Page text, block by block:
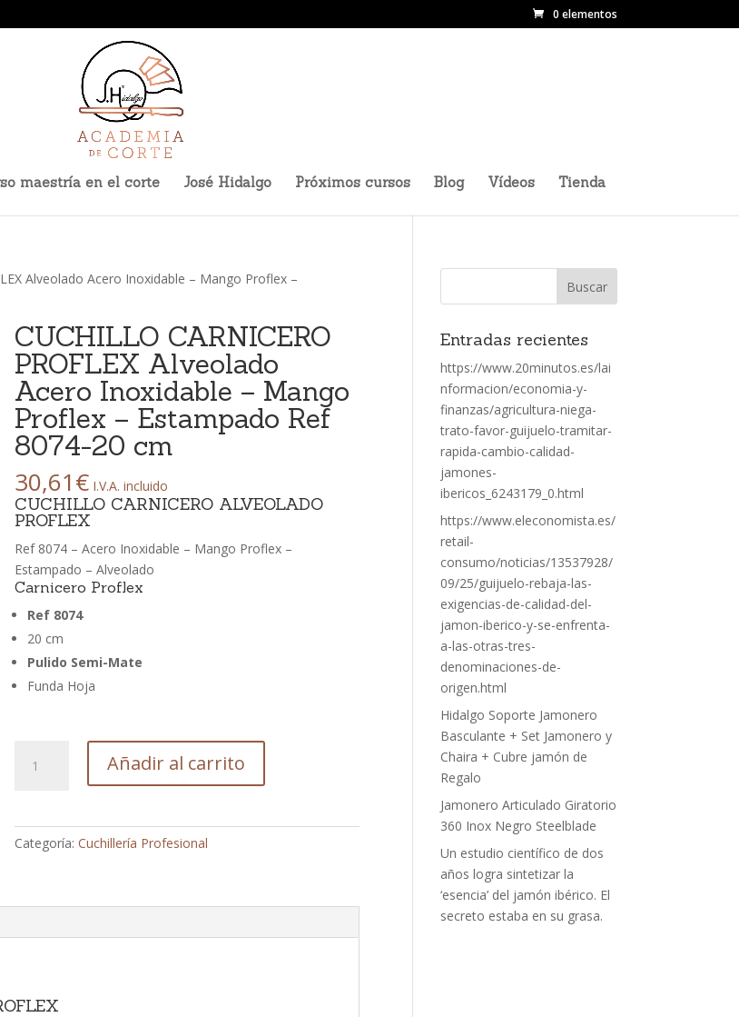
0 elementos
maestría en el corte José Hidalgo Próximos cursos Blog Vídeos Tienda
Alveolado Acero Inoxidable – Mango Proflex –
CUCHILLO CARNICERO
PROFLEX Alveolado
Acero Inoxidable – Mango
Proflex – Estampado Ref
8074-20 cm
30,61€ I.V.A. incluido
CUCHILLO CARNICERO ALVEOLADO
PROFLEX
Ref 8074 – Acero Inoxidable – Mango Proflex –
Estampado – Alveolado
Carnicero Proflex
Ref 8074
20 cm
Pulido Semi-Mate
Funda Hoja
CARNICERO
Inoxidable
-
8074-
Añadir al carrito
Categoría:Cuchillería Profesional
Entradas recientes
https://www.20minutos.es/lai
nformacion/economia-y-
finanzas/agricultura-niega-
trato-favor-guijuelo-tramitar-
rapida-cambio-calidad-
jamones-
ibericos_6243179_0.html
https://www.eleconomista.es/
retail-
consumo/noticias/13537928/
09/25/guijuelo-rebaja-las-
exigencias-de-calidad-del-
jamon-iberico-y-se-enfrenta-
a-las-otras-tres-
denominaciones-de-
origen.html
Hidalgo Soporte Jamonero
Basculante + Set Jamonero y
Chaira + Cubre jamón de
Regalo
Jamonero Articulado Giratorio
360 Inox Negro Steelblade
Un estudio científico de dos
años logra sintetizar la
‘esencia’ del jamón ibérico. El
secreto estaba en su grasa.